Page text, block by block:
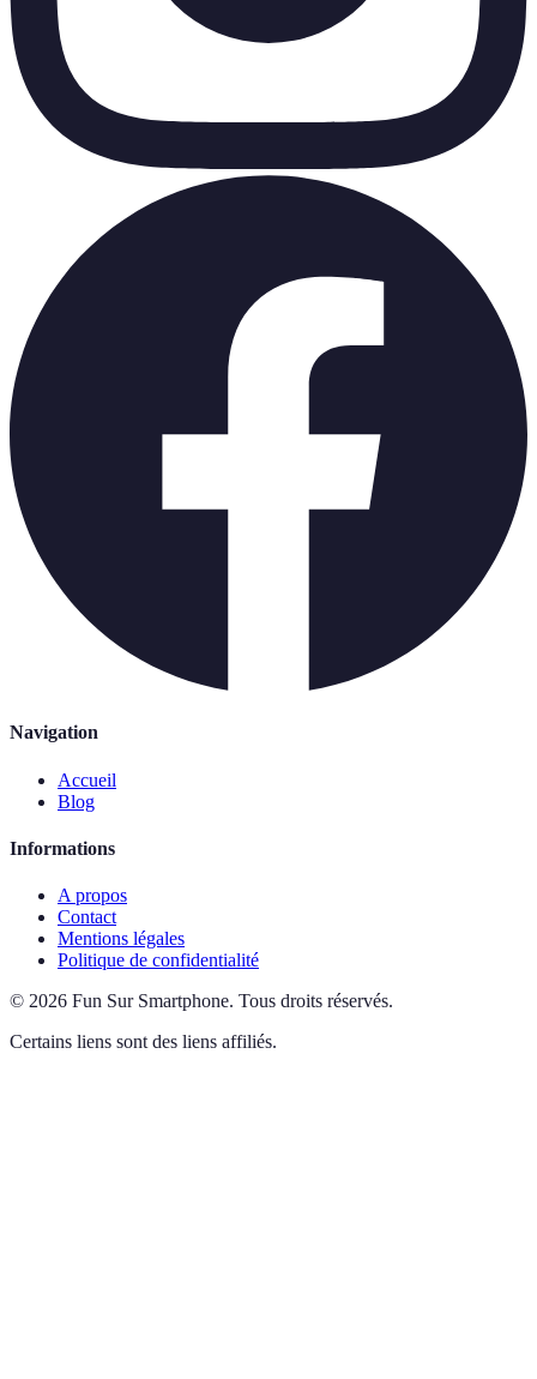
Navigation
Accueil
Blog
Informations
A propos
Contact
Mentions légales
Politique de confidentialité
© 2026 Fun Sur Smartphone. Tous droits réservés.
Certains liens sont des liens affiliés.